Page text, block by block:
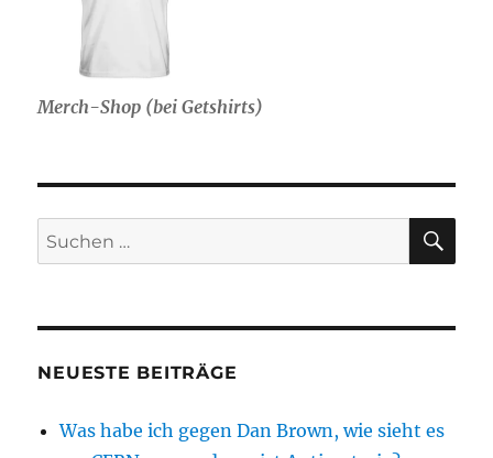
Merch-Shop (bei Getshirts)
Suche
nach:
NEUESTE BEITRÄGE
Was habe ich gegen Dan Brown, wie sieht es